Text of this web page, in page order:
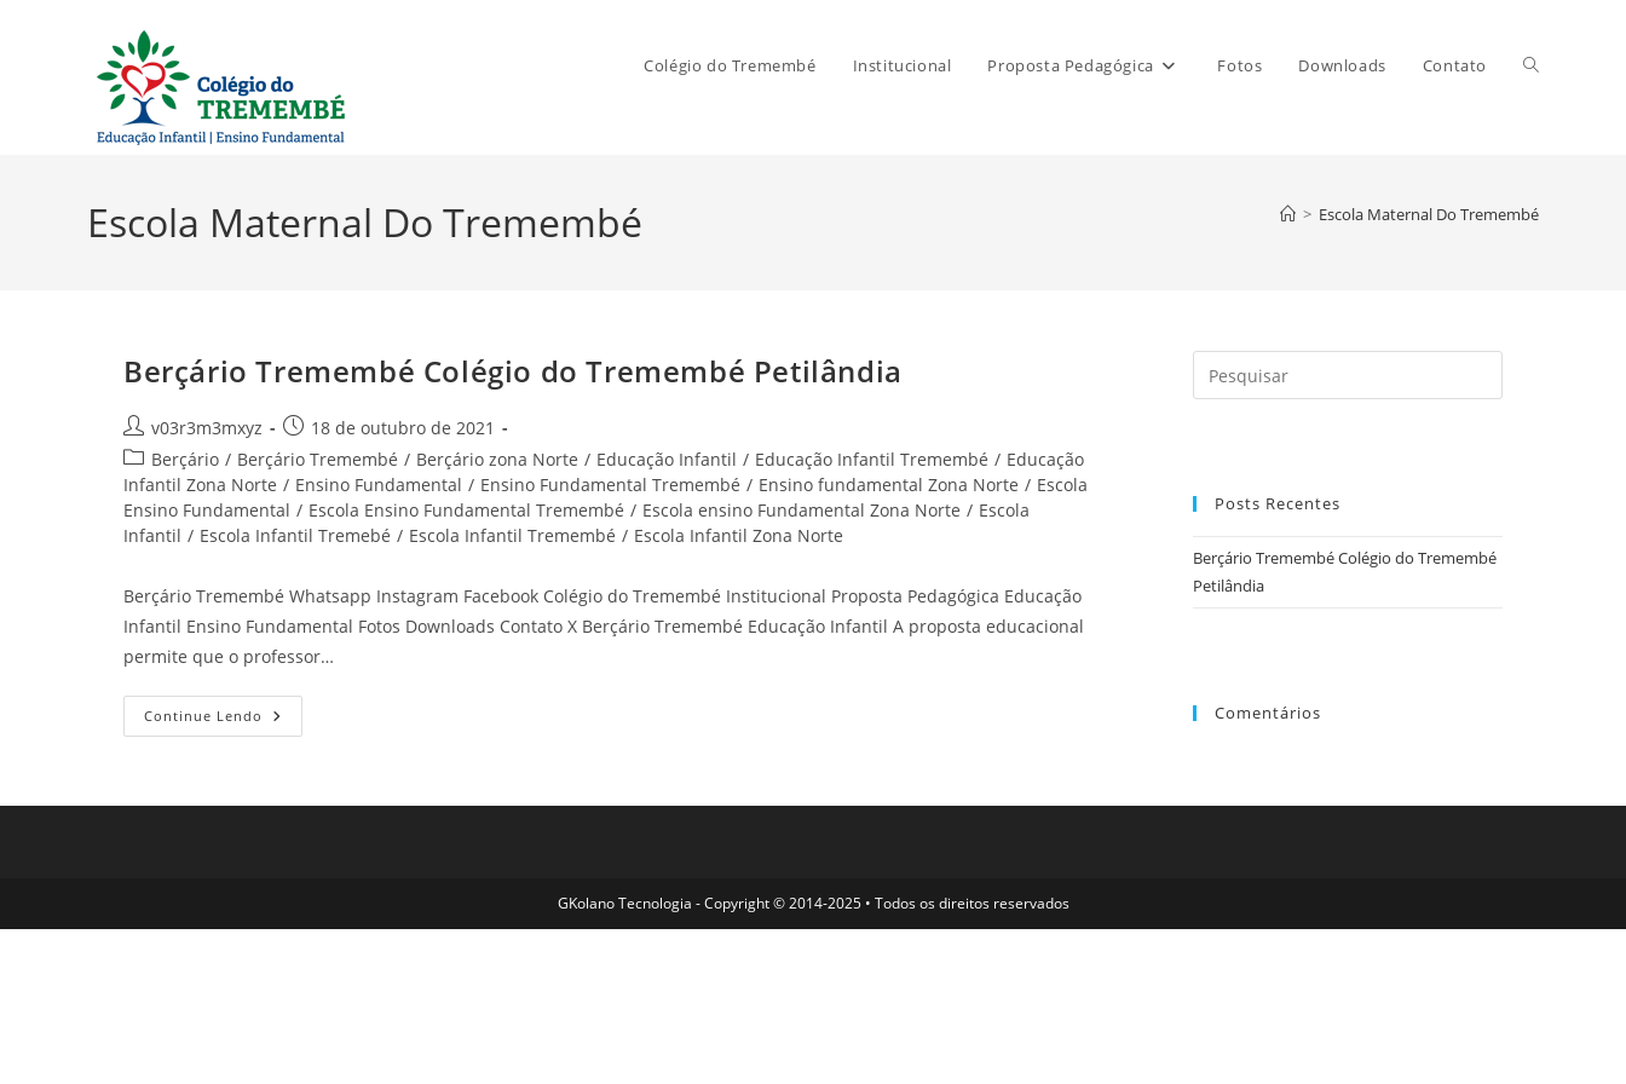
Colégio do Tremembé Institucional Proposta Pedagógica Fotos Downloads Contato Alternar
Escola Maternal Do Tremembé > Escola Maternal Do Tremembé
Berçário Tremembé Colégio do Tremembé Petilândia
Autor
do
post:
v03r3m3mxyz
Post
publicado:
18 de outubro de 2021
Categoria
do
post:
Berçário / Berçário Tremembé / Berçário zona Norte / Educação Infantil / Educação Infantil Tremembé / Educação
Infantil Zona Norte / Ensino Fundamental / Ensino Fundamental Tremembé / Ensino fundamental Zona Norte / Escola
Ensino Fundamental / Escola Ensino Fundamental Tremembé / Escola ensino Fundamental Zona Norte / Escola
Infantil / Escola Infantil Tremebé / Escola Infantil Tremembé / Escola Infantil Zona Norte
Berçário Tremembé Whatsapp Instagram Facebook Colégio do Tremembé Institucional Proposta Pedagógica Educação
Infantil Ensino Fundamental Fotos Downloads Contato X Berçário Tremembé Educação Infantil A proposta educacional
permite que o professor…
Continue Lendo Berçário
Tremembé
Petilândia
a
Posts Recentes
Berçário Tremembé Colégio do Tremembé
Petilândia
Comentários
GKolano Tecnologia - Copyright © 2014-2025 • Todos os direitos reservados